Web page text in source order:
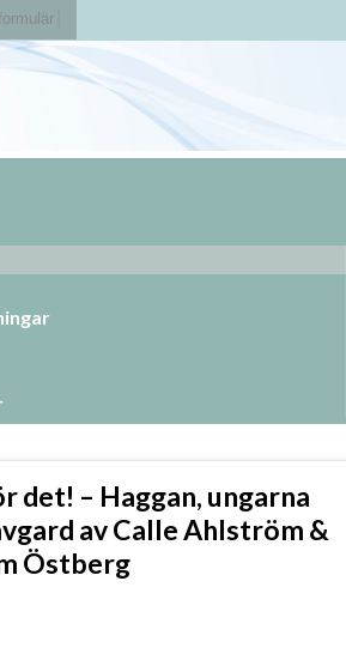
det! – Haggan, ungarna
av Calle Ahlström &
Östberg